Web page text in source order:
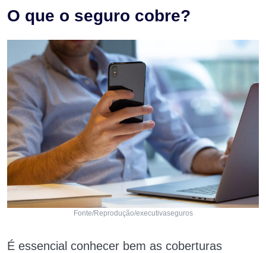
O que o seguro cobre?
Fonte/Reprodução/executivaseguros
É essencial conhecer bem as coberturas